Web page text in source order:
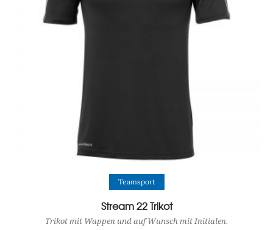
View Product
Teamsport
Stream 22 Trikot
Trikot mit Wappen und auf Wunsch mit Initialen.